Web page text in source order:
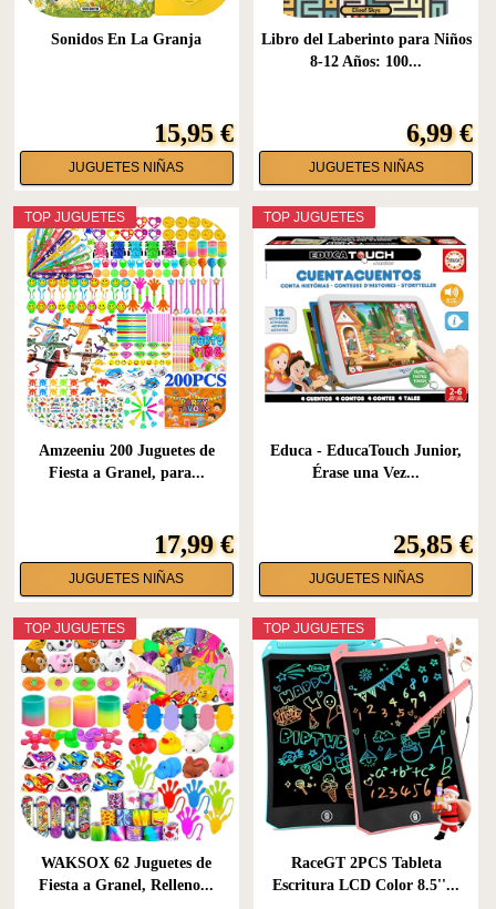
Sonidos En La Granja
15,95 €
JUGUETES NIÑAS
Libro del Laberinto para Niños
8-12 Años: 100...
6,99 €
JUGUETES NIÑAS
TOP JUGUETES
Amzeeniu 200 Juguetes de
Fiesta a Granel, para...
17,99 €
JUGUETES NIÑAS
TOP JUGUETES
Educa - EducaTouch Junior,
Érase una Vez...
25,85 €
JUGUETES NIÑAS
TOP JUGUETES
WAKSOX 62 Juguetes de
Fiesta a Granel, Relleno...
TOP JUGUETES
RaceGT 2PCS Tableta
Escritura LCD Color 8.5''...